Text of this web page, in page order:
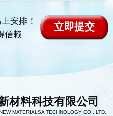
安排！
信赖
材料科技有限公司
MATERIALSA TECHNOLOGY CO., LTD.